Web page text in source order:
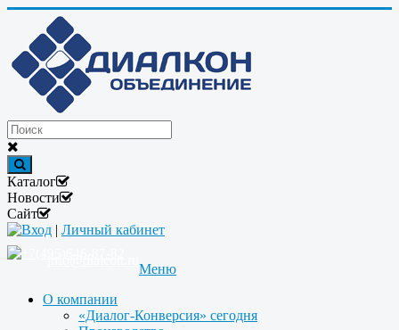
Каталог
Новости
Сайт
Вход | Личный кабинет
Меню
О компании
«Диалог-Конверсия» сегодня